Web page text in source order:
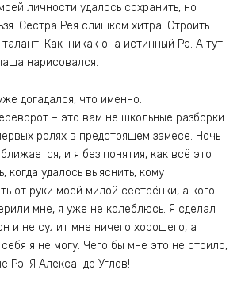
личности удалось сохранить, но
Сестра Рея слишком хитра. Строить
Как-никак она истинный Рэ. А тут
нарисовался.
догадался, что именно.
– это вам не школьные разборки.
ролях в предстоящем замесе. Ночь
и я без понятия, как всё это
когда удалось выяснить, кому
от руки моей милой сестрёнки, а кого
мне, я уже не колеблюсь. Я сделал
и не сулит мне ничего хорошего, а
я не могу. Чего бы мне это не стоило,
Рэ. Я Александр Углов!